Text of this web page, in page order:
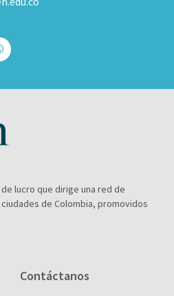
lucro que dirige una red de
de Colombia, promovidos
Contáctanos